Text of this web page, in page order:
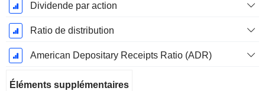
Dividende par action
Ratio de distribution
American Depositary Receipts Ratio (ADR)
Éléments supplémentaires